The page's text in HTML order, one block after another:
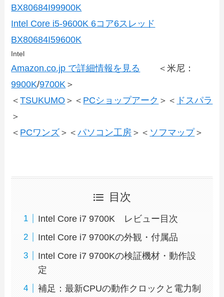
BX80684I99900K
Intel Core i5-9600K 6コア6スレッド
BX80684I59600K
Intel
Amazon.co.jp で詳細情報を見る
＜米尼：
9900K/9700K ＞
＜TSUKUMO ＞＜ PCショップアーク ＞＜ ドスパラ
＞
＜ PCワンズ ＞＜パソコン工房 ＞＜ ソフマップ＞
目次
Intel Core i7 9700K レビュー目次
Intel Core i7 9700Kの外観・付属品
Intel Core i7 9700Kの検証機材・動作設
定
補足：最新CPUの動作クロックと電力制